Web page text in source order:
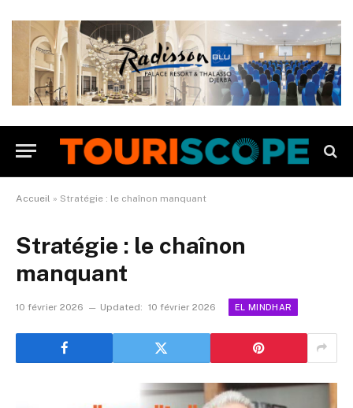
Accueil » Stratégie : le chaînon manquant
Stratégie : le chaînon
manquant
10 février 2026 Updated: 10 février 2026 EL MINDHAR